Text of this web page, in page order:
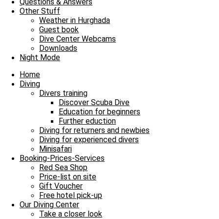
Other Stuff
Weather in Hurghada
Guest book
Dive Center Webcams
Downloads
Night Mode
Home
Diving
Divers training
Discover Scuba Dive
Education for beginners
Further eduction
Diving for returners and newbies
Diving for experienced divers
Minisafari
Booking-Prices-Services
Red Sea Shop
Price-list on site
Gift Voucher
Free hotel pick-up
Our Diving Center
Take a closer look
7.4 m/s
00:00
32°C
01:00
31°C
02:00
Chrissie